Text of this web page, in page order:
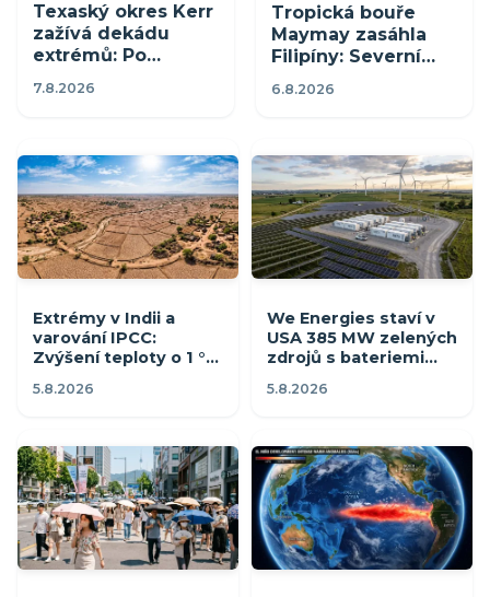
Texaský okres Kerr
zažívá dekádu
extrémů: Po
mrazech a suchu
7.8.2026
Tropická bouře
Maymay zasáhla
Filipíny: Severní
přes 110 km/h a
6.8.2026
Extrémy v Indii a
varování IPCC:
Zvýšení teploty o 1 °C
ohrožuje ekonomiku
5.8.2026
We Energies staví v
USA 385 MW zelených
zdrojů s bateriemi
5.8.2026